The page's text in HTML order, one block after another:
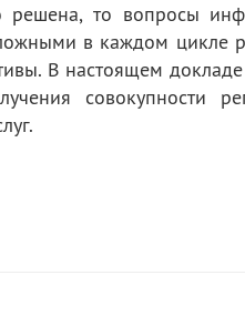
то вопросы
в каждом цикле
В настоящем
совокупности